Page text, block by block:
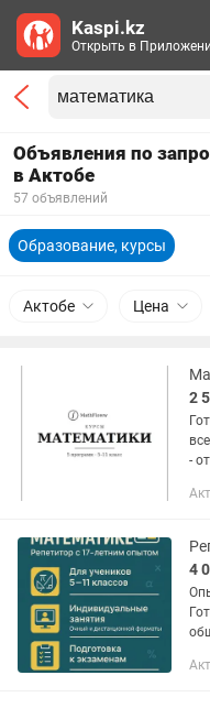
Объявления по
в Актобе
57 объявлений
Образование, курсы
Актобе Цена
2
-
4
Kaspi.kz
Открыть в